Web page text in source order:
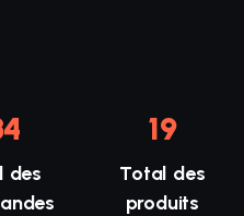
des
19
Total des
produits